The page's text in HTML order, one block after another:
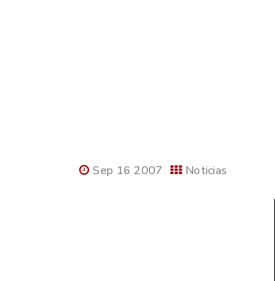
Sep 16 2007 Noticias